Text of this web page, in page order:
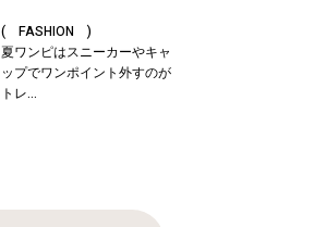
( FASHION )
夏ワンピはスニーカーやキャ
ップでワンポイント外すのが
トレ...